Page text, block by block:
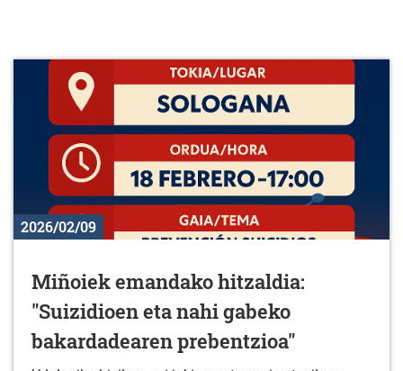
2026/02/09
Miñoiek emandako hitzaldia:
"Suizidioen eta nahi gabeko
bakardadearen prebentzioa"